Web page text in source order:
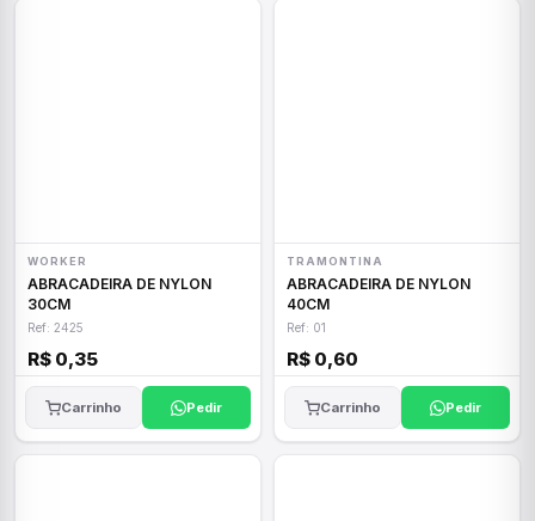
WORKER
ABRACADEIRA DE NYLON
30CM
Ref: 2425
R$ 0,35
Carrinho Pedir
TRAMONTINA
ABRACADEIRA DE NYLON
40CM
Ref: 01
R$ 0,60
Carrinho Pedir